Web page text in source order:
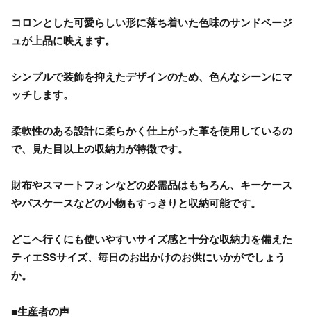
コロンとした可愛らしい形に落ち着いた色味のサンドベージ
ュが上品に映えます。
シンプルで装飾を抑えたデザインのため、色んなシーンにマ
ッチします。
柔軟性のある設計に柔らかく仕上がった革を使用しているの
で、見た目以上の収納力が特徴です。
財布やスマートフォンなどの必需品はもちろん、キーケース
やパスケースなどの小物もすっきりと収納可能です。
どこへ行くにも使いやすいサイズ感と十分な収納力を備えた
ティエSSサイズ、毎日のお出かけのお供にいかがでしょう
か。
■生産者の声